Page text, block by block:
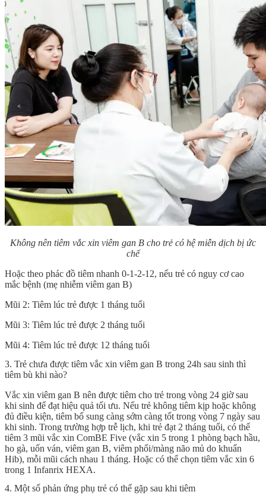
Không nên tiêm vắc xin viêm gan B cho trẻ có hệ miễn dịch bị ức
chế
Hoặc theo phác đồ tiêm nhanh 0-1-2-12, nếu trẻ có nguy cơ cao
mắc bệnh (mẹ nhiễm viêm gan B)
Mũi 2: Tiêm lúc trẻ được 1 tháng tuổi
Mũi 3: Tiêm lúc trẻ được 2 tháng tuổi
Mũi 4: Tiêm lúc trẻ được 12 tháng tuổi
3. Trẻ chưa được tiêm vắc xin viêm gan B trong 24h sau sinh thì
tiêm bù khi nào?
Vắc xin viêm gan B nên được tiêm cho trẻ trong vòng 24 giờ sau
khi sinh để đạt hiệu quả tối ưu. Nếu trẻ không tiêm kịp hoặc không
đủ điều kiện, tiêm bổ sung càng sớm càng tốt trong vòng 7 ngày sau
khi sinh. Trong trường hợp trễ lịch, khi trẻ đạt 2 tháng tuổi, có thể
tiêm 3 mũi vắc xin ComBE Five (vắc xin 5 trong 1 phòng bạch hầu,
ho gà, uốn ván, viêm gan B, viêm phổi/màng não mủ do khuẩn
Hib), mỗi mũi cách nhau 1 tháng. Hoặc có thể chọn tiêm vắc xin 6
trong 1 Infanrix HEXA.
4. Một số phản ứng phụ trẻ có thể gặp sau khi tiêm